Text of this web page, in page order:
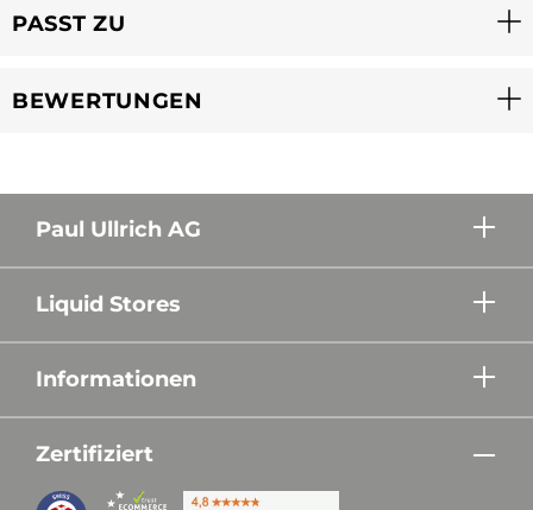
PASST ZU
BEWERTUNGEN
Paul Ullrich AG
Liquid Stores
Informationen
Zertifiziert